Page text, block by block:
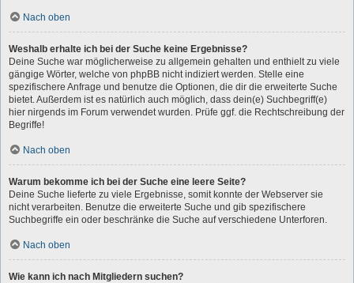
Nach oben
Weshalb erhalte ich bei der Suche keine Ergebnisse?
Deine Suche war möglicherweise zu allgemein gehalten und enthielt zu viele
gängige Wörter, welche von phpBB nicht indiziert werden. Stelle eine
spezifischere Anfrage und benutze die Optionen, die dir die erweiterte Suche
bietet. Außerdem ist es natürlich auch möglich, dass dein(e) Suchbegriff(e)
hier nirgends im Forum verwendet wurden. Prüfe ggf. die Rechtschreibung der
Begriffe!
Nach oben
Warum bekomme ich bei der Suche eine leere Seite?
Deine Suche lieferte zu viele Ergebnisse, somit konnte der Webserver sie
nicht verarbeiten. Benutze die erweiterte Suche und gib spezifischere
Suchbegriffe ein oder beschränke die Suche auf verschiedene Unterforen.
Nach oben
Wie kann ich nach Mitgliedern suchen?